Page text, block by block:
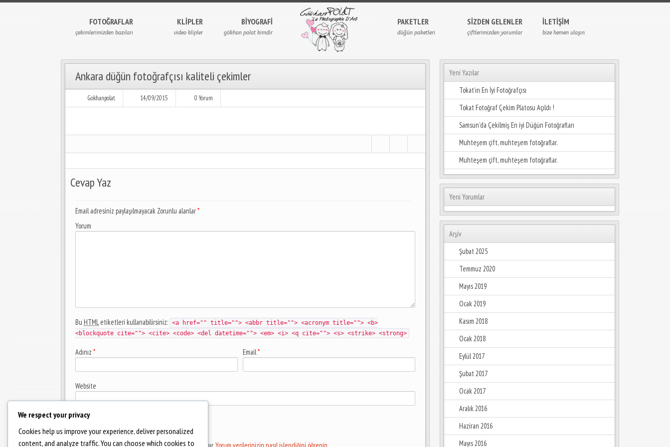
BIYOGRAFI
gökhan polat kimdir
KLIPLER
video klipler
FOTOĞRAFLAR
çekimlerimizden bazıları
PAKETLER
düğün paketleri
SIZDEN GELENLER
çiftlerimizden yorumlar
İLETIŞIM
bize hemen ulaşın
Ankara düğün fotoğrafçısı kaliteli çekimler
Gokhanpolat 14/09/2015 0 Yorum
Cevap Yaz
Email adresiniz paylaşılmayacak Zorunlu alanlar*
Yorum
Bu HTMLetiketleri kullanabilirsiniz: <a href="" title=""> <abbr title=""> <acronym title=""> <b>
<blockquote cite=""> <cite> <code> <del datetime=""> <em> <i> <q cite=""> <s> <strike> <strong>
Adınız * Email*
Website
Yeni Yazılar
Tokat’ın En İyi Fotoğrafçısı
Tokat Fotoğraf Çekim Platosu Açıldı !
Samsun’da Çekilmiş En iyi Düğün Fotoğrafları
Muhteşem çift, muhteşem fotoğraflar.
Muhteşem çift, muhteşem fotoğraflar.
Yeni Yorumlar
Arşiv
Şubat 2025
Temmuz 2020
Mayıs 2019
Ocak 2019
Kasım 2018
Ocak 2018
Eylül 2017
Şubat 2017
Ocak 2017
Aralık 2016
Haziran 2016
Mayıs 2016
We respect your privacy
Cookies help us improve your experience, deliver personalized
content, and analyze traffic. You can choose which cookies to